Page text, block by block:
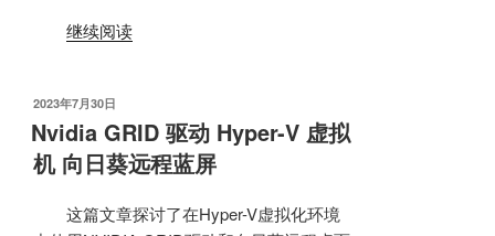
继续阅读
发
布
于
2023年7月30日
Nvidia GRID 驱动 Hyper-V 虚拟
机 向日葵远程蓝屏
这篇文章探讨了在Hyper-V虚拟化环境